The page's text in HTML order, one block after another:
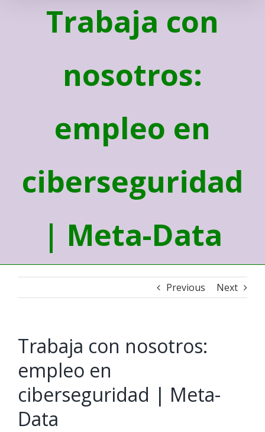
Trabaja con
nosotros:
empleo en
ciberseguridad
| Meta-Data
Previous Next
Trabaja con nosotros:
empleo en
ciberseguridad | Meta-
Data